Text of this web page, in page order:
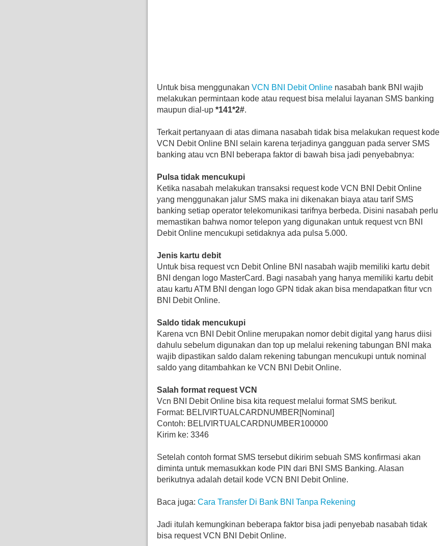
Untuk bisa menggunakan VCN BNI Debit Online nasabah bank BNI wajib
melakukan permintaan kode atau request bisa melalui layanan SMS banking
maupun dial-up *141*2#.
Terkait pertanyaan di atas dimana nasabah tidak bisa melakukan request kode
VCN Debit Online BNI selain karena terjadinya gangguan pada server SMS
banking atau vcn BNI beberapa faktor di bawah bisa jadi penyebabnya:
Pulsa tidak mencukupi
Ketika nasabah melakukan transaksi request kode VCN BNI Debit Online
yang menggunakan jalur SMS maka ini dikenakan biaya atau tarif SMS
banking setiap operator telekomunikasi tarifnya berbeda. Disini nasabah perlu
memastikan bahwa nomor telepon yang digunakan untuk request vcn BNI
Debit Online mencukupi setidaknya ada pulsa 5.000.
Jenis kartu debit
Untuk bisa request vcn Debit Online BNI nasabah wajib memiliki kartu debit
BNI dengan logo MasterCard. Bagi nasabah yang hanya memiliki kartu debit
atau kartu ATM BNI dengan logo GPN tidak akan bisa mendapatkan fitur vcn
BNI Debit Online.
Saldo tidak mencukupi
Karena vcn BNI Debit Online merupakan nomor debit digital yang harus diisi
dahulu sebelum digunakan dan top up melalui rekening tabungan BNI maka
wajib dipastikan saldo dalam rekening tabungan mencukupi untuk nominal
saldo yang ditambahkan ke VCN BNI Debit Online.
Salah format request VCN
Vcn BNI Debit Online bisa kita request melalui format SMS berikut.
Format: BELIVIRTUALCARDNUMBER[Nominal]
Contoh: BELIVIRTUALCARDNUMBER100000
Kirim ke: 3346
Setelah contoh format SMS tersebut dikirim sebuah SMS konfirmasi akan
diminta untuk memasukkan kode PIN dari BNI SMS Banking. Alasan
berikutnya adalah detail kode VCN BNI Debit Online.
Baca juga: Cara Transfer Di Bank BNI Tanpa Rekening
Jadi itulah kemungkinan beberapa faktor bisa jadi penyebab nasabah tidak
bisa request VCN BNI Debit Online.